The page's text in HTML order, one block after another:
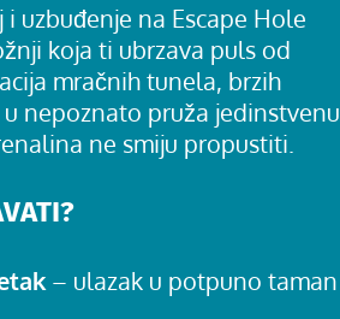
uzbuđenje na Escape Hole
koja ti ubrzava puls od
mračnih tunela, brzih
nepoznato pruža jedinstvenu
ne smiju propustiti.
– ulazak u potpuno taman